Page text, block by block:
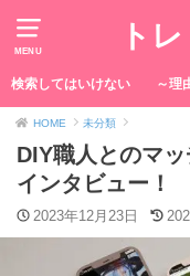
MENU ト
検索してはいけない ～理
HOME 未分類
DIY職人とのマ
インタビュー！
2023年12月23日